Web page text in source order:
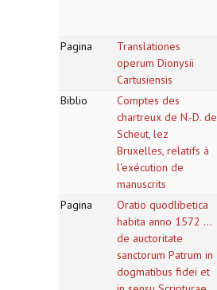
Pagina
Translationes
operum Dionysii
Cartusiensis
Biblio
Comptes des
chartreux de N.-D. de
Scheut, lez
Bruxelles, relatifs à
l'exécution de
manuscrits
Pagina
Oratio quodlibetica
habita anno 1572 ...
de auctoritate
sanctorum Patrum in
dogmatibus fidei et